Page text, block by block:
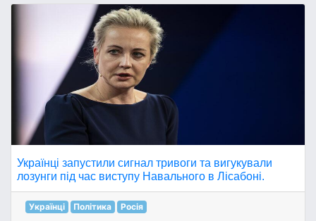
Українці запустили сигнал тривоги та вигукували
лозунги під час виступу Навального в Лісабоні.
Українці Політика Росія